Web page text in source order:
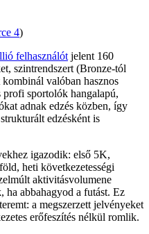
4)
felhasználótjelent 160
szintrendszert (Bronze-tól
valóban hasznos
sportolók hangalapú,
adnak edzés közben, így
edzésként is
igazodik: első 5K,
heti következetességi
aktivitásvolumene
ha abbahagyod a futást. Ez
a megszerzett jelvényeket
erőfeszítés nélkül romlik.